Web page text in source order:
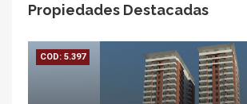
Propiedades Destacadas
COD: 5.397